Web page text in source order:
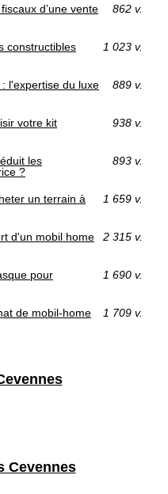
d’une vente
862 v.
constructibles
1 023 v.
l'expertise du luxe
889 v.
votre kit
938 v.
les
?
893 v.
un terrain à
1 659 v.
d'un mobil home
2 315 v.
pour
1 690 v.
de mobil-home
1 709 v.
Cevennes